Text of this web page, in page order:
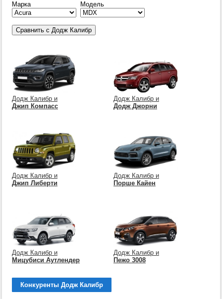
Марка
Модель
Додж Калибр и
Джип Компасс
Додж Калибр и
Додж Джорни
Додж Калибр и
Джип Либерти
Додж Калибр и
Порше Кайен
Додж Калибр и
Мицубиси Аутлендер
Додж Калибр и
Пежо 3008
Конкуренты Додж Калибр